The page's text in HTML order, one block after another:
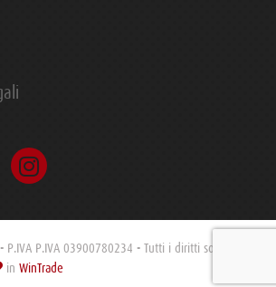
P.IVA 03900780234 - Tutti i diritti sono
in WinTrade